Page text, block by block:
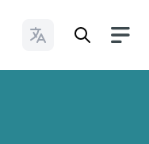
Cambiar idioma